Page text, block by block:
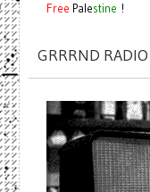
Free Palestine !
GRRRND RADIO